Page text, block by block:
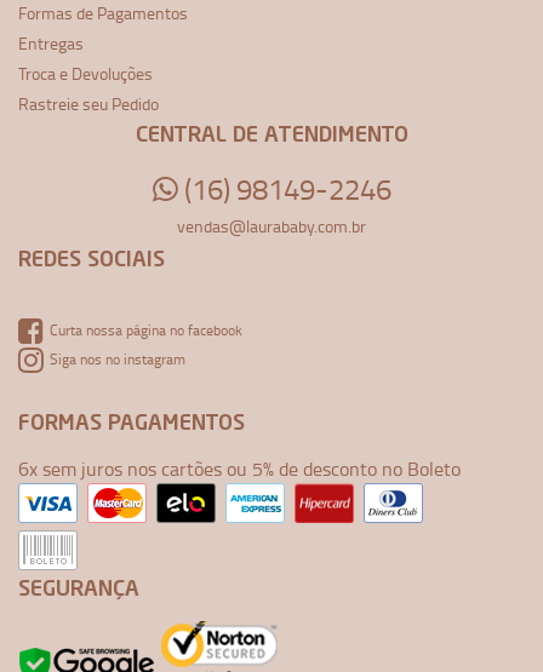
Formas de Pagamentos
Entregas
Troca e Devoluções
Rastreie seu Pedido
CENTRAL DE ATENDIMENTO
(16) 98149-2246
vendas@laurababy.com.br
REDES SOCIAIS
Curta nossa página no facebook
Siga nos no instagram
FORMAS PAGAMENTOS
6x sem juros nos cartões ou 5% de desconto no Boleto
SEGURANÇA